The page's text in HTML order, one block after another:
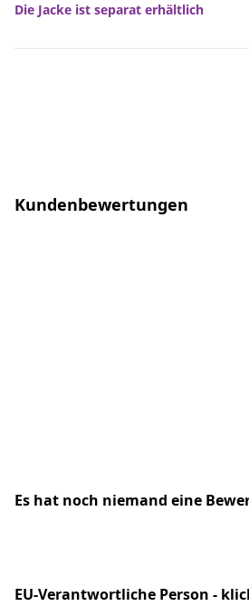
Die Jacke ist separat erhältlich
Kundenbewertungen
Es hat noch niemand eine
EU-Verantwortliche Person -